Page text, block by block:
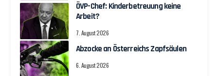
ÖVP-Chef: Kinderbetreuung keine
Arbeit?
7. August 2026
Abzocke an Österreichs Zapfsäulen
6. August 2026